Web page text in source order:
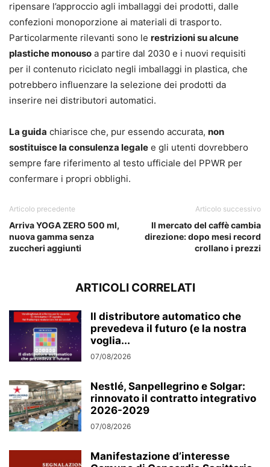
ripensare l’approccio agli imballaggi dei prodotti, dalle
confezioni monoporzione ai materiali di trasporto.
Particolarmente rilevanti sono le restrizioni su alcune
plastiche monouso a partire dal 2030 e i nuovi requisiti
per il contenuto riciclato negli imballaggi in plastica, che
potrebbero influenzare la selezione dei prodotti da
inserire nei distributori automatici.
La guida chiarisce che, pur essendo accurata, non
sostituisce la consulenza legale e gli utenti dovrebbero
sempre fare riferimento al testo ufficiale del PPWR per
confermare i propri obblighi.
Articolo precedente
Arriva YOGA ZERO 500 ml,
nuova gamma senza
zuccheri aggiunti
Articolo successivo
Il mercato del caffè cambia
direzione: dopo mesi record
crollano i prezzi
ARTICOLI CORRELATI
Il distributore automatico che
prevedeva il futuro (e la nostra
voglia...
07/08/2026
Nestlé, Sanpellegrino e Solgar:
rinnovato il contratto integrativo
2026-2029
07/08/2026
Manifestazione d’interesse